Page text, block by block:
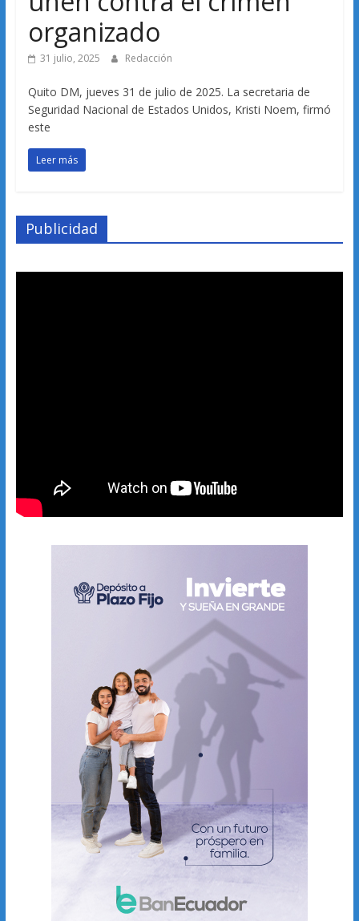
organizado
31 julio, 2025 Redacción
Quito DM, jueves 31 de julio de 2025. La secretaria de
Seguridad Nacional de Estados Unidos, Kristi Noem, firmó
este
Leer más
Publicidad